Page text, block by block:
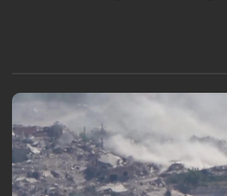
بين الجيش اللبناني والصهيوني والأمريكي لأسباب